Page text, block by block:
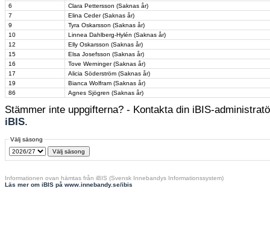
6
Clara Pettersson (Saknas år)
7
Elina Ceder (Saknas år)
9
Tyra Oskarsson (Saknas år)
10
Linnea Dahlberg-Hylén (Saknas år)
12
Elly Oskarsson (Saknas år)
15
Elsa Josefsson (Saknas år)
16
Tove Werninger (Saknas år)
17
Alicia Söderström (Saknas år)
19
Bianca Wolfram (Saknas år)
86
Agnes Sjögren (Saknas år)
Stämmer inte uppgifterna? - Kontakta din iBIS-
iBIS.
Välj säsong
Informationen ovan hämtas från iBIS (Svensk Innebandys Informationssystem)
Läs mer om iBIS på www.innebandy.se/ibis